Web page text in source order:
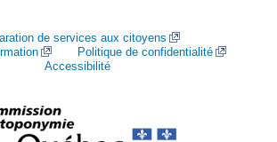
de services aux citoyens
Politique de confidentialité
Accessibilité